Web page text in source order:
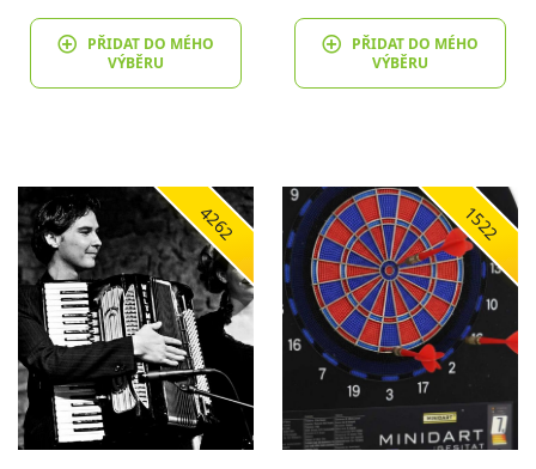
PŘIDAT DO MÉHO
VÝBĚRU
PŘIDAT DO MÉHO
VÝBĚRU
4262 1522